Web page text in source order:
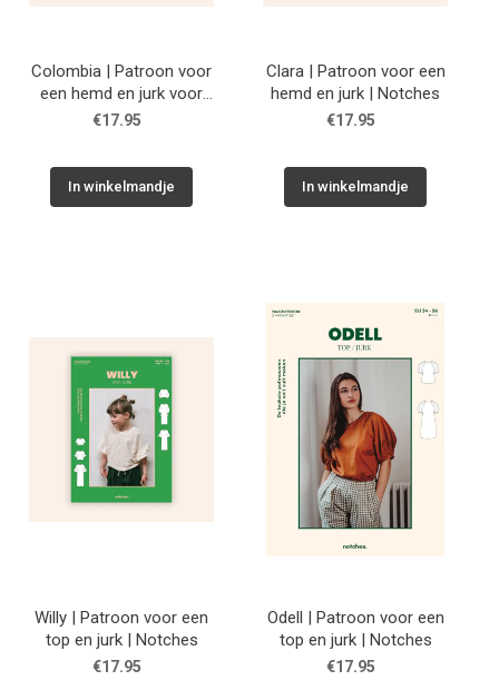
Colombia | Patroon voor
een hemd en jurk voor
kids | Notches
€17.95
In winkelmandje
Clara | Patroon voor een
hemd en jurk | Notches
€17.95
In winkelmandje
Willy | Patroon voor een
top en jurk | Notches
€17.95
Odell | Patroon voor een
top en jurk | Notches
€17.95